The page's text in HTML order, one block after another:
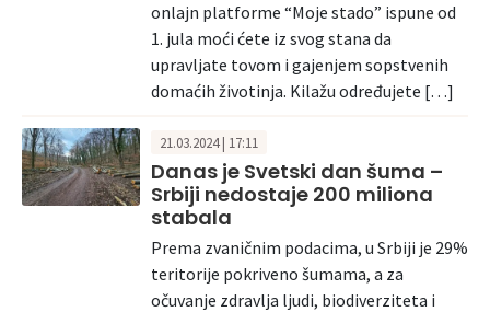
onlajn platforme “Moje stado” ispune od
1. jula moći ćete iz svog stana da
upravljate tovom i gajenjem sopstvenih
domaćih životinja. Kilažu određujete […]
21.03.2024 | 17:11
Danas je Svetski dan šuma –
Srbiji nedostaje 200 miliona
stabala
Prema zvaničnim podacima, u Srbiji je 29%
teritorije pokriveno šumama, a za
očuvanje zdravlja ljudi, biodiverziteta i